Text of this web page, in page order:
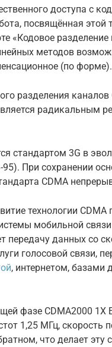
доступа с
посвящённая этой
«Кодовое
методов
(по форме).
разделения
радикальным
стандартом 3G в
95). При сохранении
CDMA
технологии CDMA
мобильной
передачу данных со
голосовой связи,
, интернетом, базами
фазе CDMA2000 1X
1,25 МГц,
что делает